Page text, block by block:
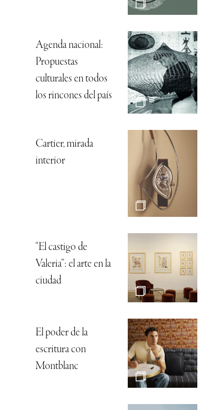
Agenda nacional:
Propuestas
culturales en todos
los rincones del país
Cartier, mirada
interior
“El castigo de
Valeria”: el arte en la
ciudad
El poder de la
escritura con
Montblanc